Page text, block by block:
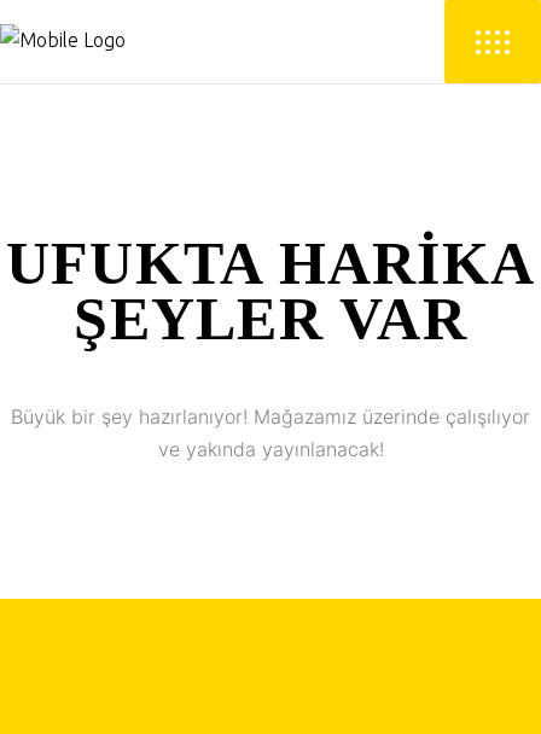
UFUKTA HARIKA
ŞEYLER VAR
Büyük bir şey hazırlanıyor! Mağazamız üzerinde çalışılıyor
ve yakında yayınlanacak!